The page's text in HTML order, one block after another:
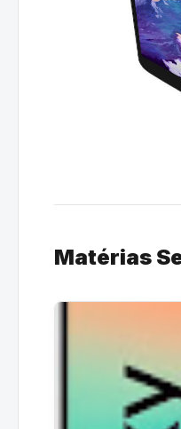
Matérias